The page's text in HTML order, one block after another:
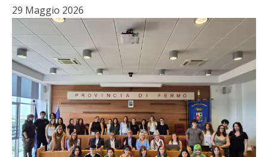
29 Maggio 2026